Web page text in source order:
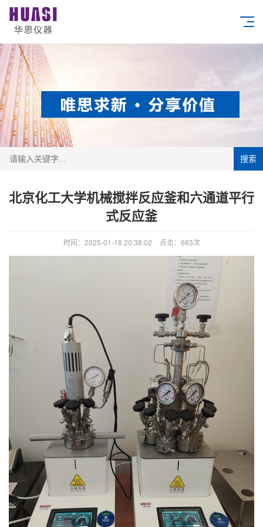
搜索
北京化工大学机械搅拌反应釜和六通道平行
式反应釜
时间：2025-01-18 20:38:02 点击：663次